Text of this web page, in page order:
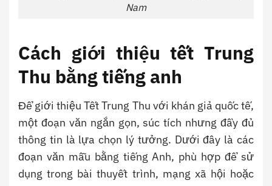
Nam
Cách giới thiệu tết Trung
Thu bằng tiếng anh
Để giới thiệu Tết Trung Thu với khán giả quốc tế,
một đoạn văn ngắn gọn, súc tích nhưng đầy đủ
thông tin là lựa chọn lý tưởng. Dưới đây là các
đoạn văn mẫu bằng tiếng Anh, phù hợp để sử
dụng trong bài thuyết trình, mạng xã hội hoặc